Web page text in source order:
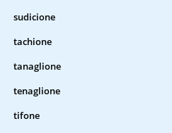
sudicione
tachione
tanaglione
tenaglione
tifone